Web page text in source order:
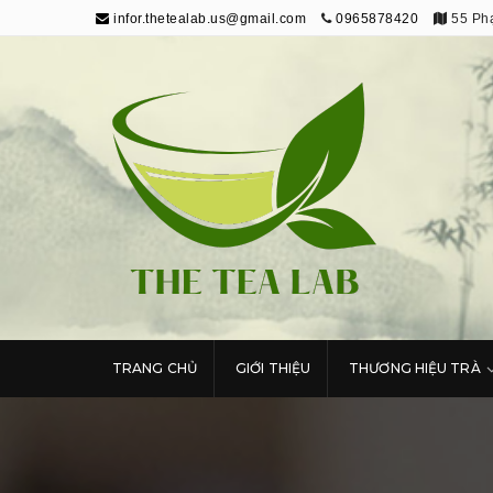
infor.thetealab.us@gmail.com 0965878420 55
The Tea Lab
Trang Thông Tin Về Trà
TRANG CHỦ GIỚI THIỆU THƯƠNG HIỆU TRÀ